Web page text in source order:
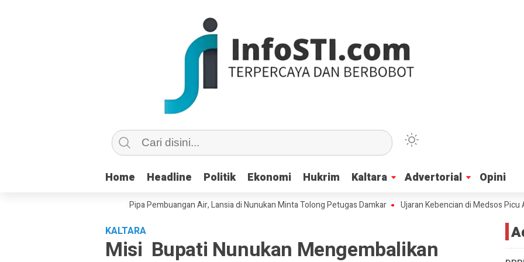
Home Headline Politik Ekonomi Hukrim Kaltara Advertorial Opini
Home Headline Politik Ekonomi Hukrim Kaltara Advertorial Opini
Copot dan Masuk Saluran Pipa Pembuangan Air, Lansia di Nunukan Minta Tolong Petugas Damkar Ujaran Kebencian di Medsos Picu Amarah
KALTARA
Misi Bupati Nunukan Mengembalikan